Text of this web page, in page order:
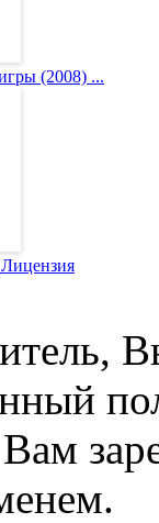
(2008) ...
Лицензия